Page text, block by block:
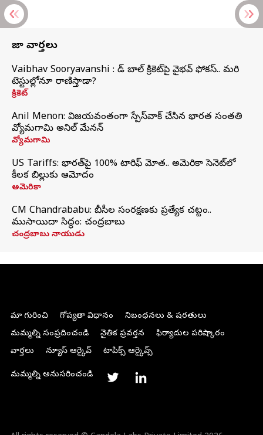
తాజా వార్తలు
Vaibhav Sooryavanshi : రెడ్ బాల్ క్రికెట్‌పై వైభవ్ ఫోకస్.. మరి
టెస్టుల్లోనూ రాణిస్తాడా?
క్రికెట్
Anil Menon: విజయవంతంగా స్పేస్‌వాక్‌ చేసిన భారత సంతతి
వ్యోమగామి అనిల్‌ మేనన్
వ్యోమగామి
US Tariffs: భారత్‌పై 100% టారిఫ్‌ మోత.. అమెరికా సెనెట్‌లో
కీలక బిల్లుకు ఆమోదం
అమెరికా
CM Chandrababu: బీసీల సంరక్షణకు ప్రత్యేక చట్టం..
ముసాయిదా సిద్ధం: చంద్రబాబు
చంద్రబాబు నాయుడు
మా గురించి గోప్యతా విధానం
నిబంధనలు & షరతులు
మమ్మల్ని సంప్రదించండి
నైతిక ప్రవర్తన
ఫిర్యాదుల పరిష్కారం
వార్తలు
న్యూస్ ఆర్కైవ్ టాపిక్స్ ఆర్కైవ్స్
మమ్మల్ని అనుసరించండి